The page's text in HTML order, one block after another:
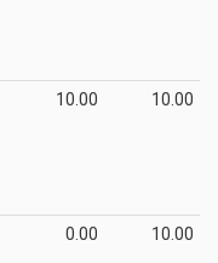
10.00 10.00
0.00 10.00